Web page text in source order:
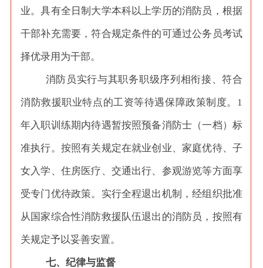
业。具有全日制大学本科以上学历的消防员，根据
干部补充需要，符合规定条件的可通过公务员考试
择优录用为干部。
消防员实行与其职务职级序列相衔接、符合
消防救援职业特点的工资等待遇保障政策制度。 1
年入职训练期内待遇暂按照预备消防士（一档）标
准执行。按照有关规定在就业创业、家庭优待、子
女入学、住房医疗、交通出行、参观游览等方面享
受专门优待政策。实行全程退出机制，经组织批准
从国家综合性消防救援队伍退出的消防员，按照有
关规定予以妥善安置。
七、纪律与监督